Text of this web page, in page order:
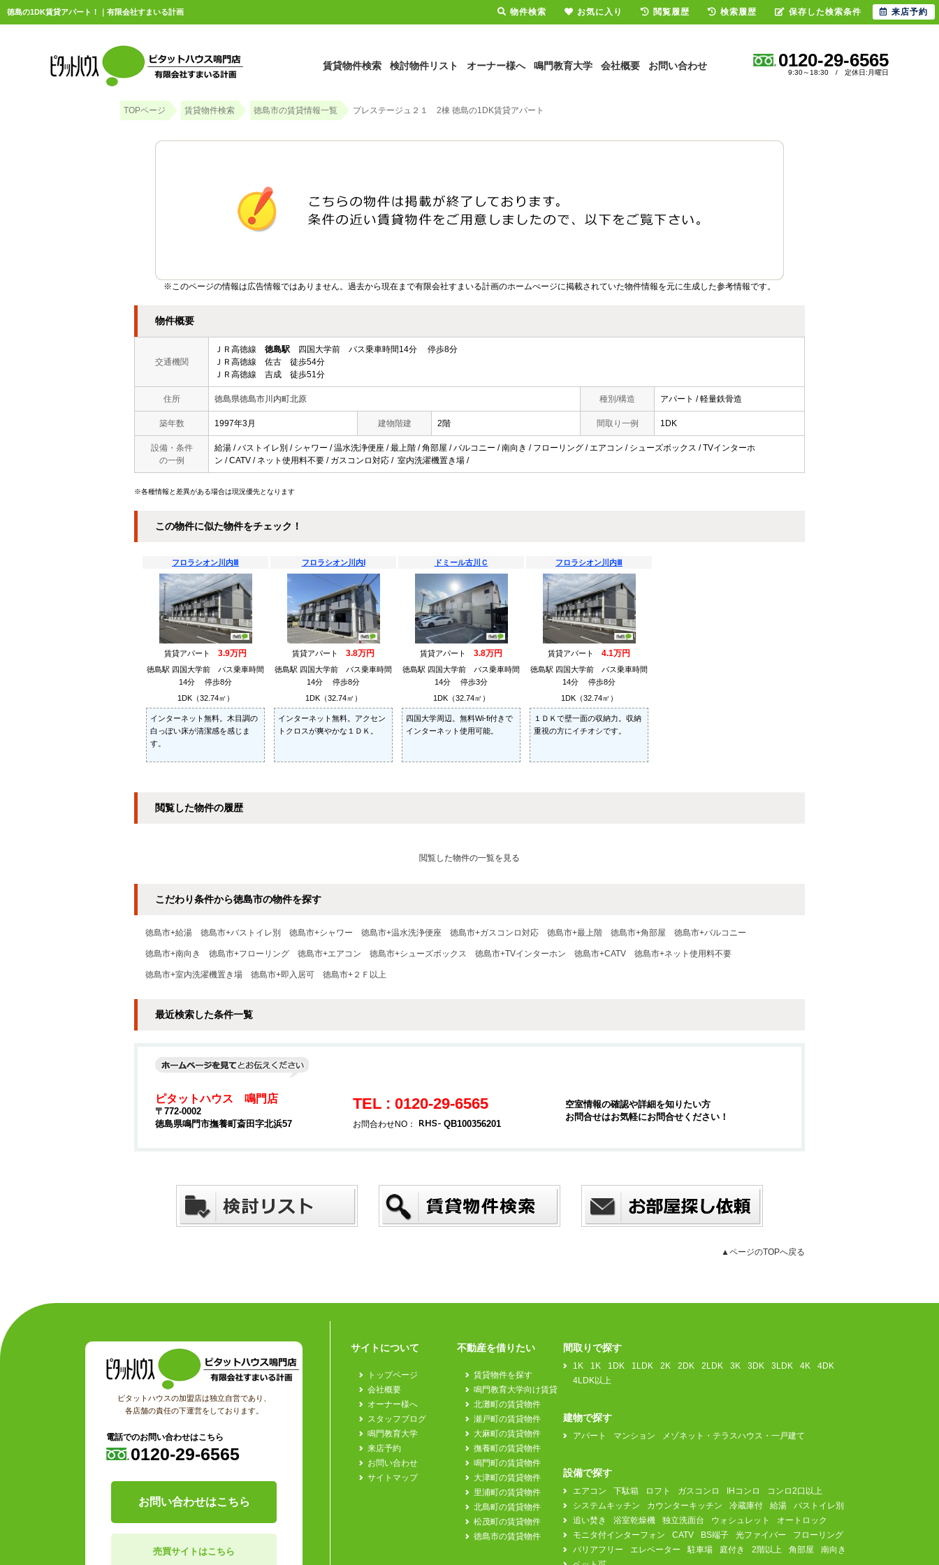
徳島の1DK賃貸アパート！｜有限会社すまいる計画
賃貸物件検索 検討物件リスト オーナー様へ 鳴門教育大学 会社概要 お問い合わせ 0120-29-6565
9:30～18:30 / 定休日:月曜日
TOPページ 賃貸物件検索 徳島市の賃貸情報一覧 プレステージュ２１ 2棟 徳島の1DK賃貸アパート
※このページの情報は広告情報ではありません。過去から現在まで有限会社すまいる計画のホームぺージに掲載されていた物件情報を元に生成した参考情報です。
物件概要
交通機関
ＪＲ高徳線 徳島駅 四国大学前 バス乗車時間14分 停歩8分
ＪＲ高徳線 佐古 徒歩54分
ＪＲ高徳線 吉成 徒歩51分
住所 徳島県徳島市川内町北原 種別/構造 アパート / 軽量鉄骨造
築年数 1997年3月 建物階建 2階 間取り一例 1DK
設備・条件
の一例
給湯 / バストイレ別 / シャワー / 温水洗浄便座 / 最上階 / 角部屋 / バルコニー / 南向き / フローリング / エアコン / シューズボックス / TVインターホ
ン / CATV / ネット使用料不要 / ガスコンロ対応 / 室内洗濯機置き場 /
※各種情報と差異がある場合は現況優先となります
この物件に似た物件をチェック！
フロラシオン川内Ⅲ
賃貸アパート 3.9万円
徳島駅 四国大学前 バス乗車時間
14分 停歩8分
1DK（32.74㎡）
インターネット無料。木目調の
白っぽい床が清潔感を感じま
す。
フロラシオン川内Ⅰ
賃貸アパート 3.8万円
徳島駅 四国大学前 バス乗車時間
14分 停歩8分
1DK（32.74㎡）
インターネット無料。アクセン
トクロスが爽やかな１ＤＫ。
ドミール古川Ｃ
賃貸アパート 3.8万円
徳島駅 四国大学前 バス乗車時間
14分 停歩3分
1DK（32.74㎡）
四国大学周辺。無料Wi-fi付きで
インターネット使用可能。
フロラシオン川内Ⅲ
賃貸アパート 4.1万円
徳島駅 四国大学前 バス乗車時間
14分 停歩8分
1DK（32.74㎡）
１ＤＫで壁一面の収納力。収納
重視の方にイチオシです。
閲覧した物件の履歴
閲覧した物件の一覧を見る
こだわり条件から徳島市の物件を探す
徳島市+給湯 徳島市+バストイレ別 徳島市+シャワー 徳島市+温水洗浄便座 徳島市+ガスコンロ対応 徳島市+最上階 徳島市+角部屋 徳島市+バルコニー
徳島市+南向き 徳島市+フローリング 徳島市+エアコン 徳島市+シューズボックス 徳島市+TVインターホン 徳島市+CATV 徳島市+ネット使用料不要
徳島市+室内洗濯機置き場 徳島市+即入居可 徳島市+２Ｆ以上
最近検索した条件一覧
ピタットハウス 鳴門店
〒772-0002
徳島県鳴門市撫養町斎田字北浜57
TEL : 0120-29-6565
お問合わせNO： QB100356201
空室情報の確認や詳細を知りたい方
お問合せはお気軽にお問合せください！
▲ページのTOPへ戻る
ピタットハウスの加盟店は独立自営であり、
各店舗の責任の下運営をしております。
電話でのお問い合わせはこちら
0120-29-6565
お問い合わせはこちら
売買サイトはこちら
サイトについて
トップページ
会社概要
オーナー様へ
スタッフブログ
鳴門教育大学
来店予約
お問い合わせ
サイトマップ
不動産を借りたい
賃貸物件を探す
鳴門教育大学向け賃貸
北灘町の賃貸物件
瀬戸町の賃貸物件
大麻町の賃貸物件
撫養町の賃貸物件
鳴門町の賃貸物件
大津町の賃貸物件
里浦町の賃貸物件
北島町の賃貸物件
松茂町の賃貸物件
徳島市の賃貸物件
間取りで探す
1K 1K 1DK 1LDK 2K 2DK 2LDK 3K 3DK 3LDK 4K
4DK
4LDK以上
建物で探す
アパート マンション メゾネット・テラスハウス・一戸建て
設備で探す
エアコン 下駄箱 ロフト ガスコンロ IHコンロ
コンロ2口以上
システムキッチン
カウンターキッチン 冷蔵庫付 給湯
バストイレ別
追い焚き
浴室乾燥機 独立洗面台 ウォシュレット
オートロック
モニタ付インターフォン
CATV BS端子 光ファイバー
フローリング
バリアフリー
エレベーター 駐車場 庭付き 2階以上 角部屋
南向き
物件検索 お気に入り 閲覧履歴 検索履歴 保存した検索条件 来店予約